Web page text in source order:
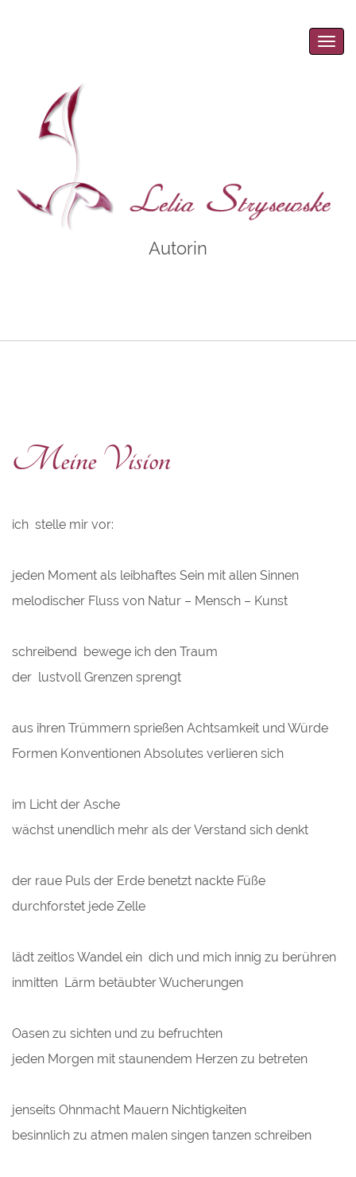
Autorin
Meine Vision
ich stelle mir vor:
jeden Moment als leibhaftes Sein mit allen Sinnen
melodischer Fluss von Natur – Mensch – Kunst
schreibend bewege ich den Traum
der lustvoll Grenzen sprengt
aus ihren Trümmern sprießen Achtsamkeit und Würde
Formen Konventionen Absolutes verlieren sich
im Licht der Asche
wächst unendlich mehr als der Verstand sich denkt
der raue Puls der Erde benetzt nackte Füße
durchforstet jede Zelle
lädt zeitlos Wandel ein dich und mich innig zu berühren
inmitten Lärm betäubter Wucherungen
Oasen zu sichten und zu befruchten
jeden Morgen mit staunendem Herzen zu betreten
jenseits Ohnmacht Mauern Nichtigkeiten
besinnlich zu atmen malen singen tanzen schreiben